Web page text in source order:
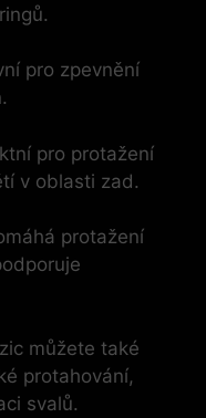
pro zpevnění
pro protažení
v oblasti⁤ zad.
protažení
můžete také
‍protahování,⁣
svalů.